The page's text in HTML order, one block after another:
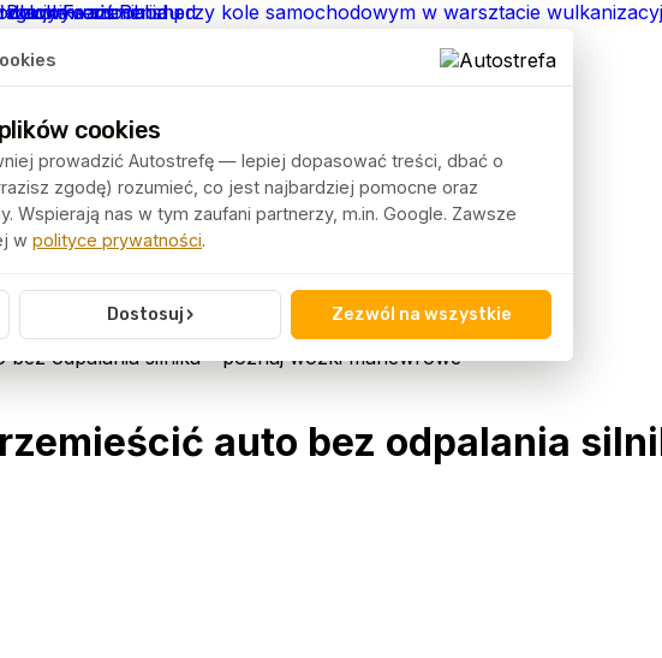
cookies
prowadzić Autostrefę — lepiej dopasować treści, dbać o
zgodę) rozumieć, co jest najbardziej pomocne oraz
Wspierają nas w tym zaufani partnerzy, m.in. Google. Zawsze
w polityce prywatności.
Dostosuj › Zezwól na wszystkie
odpalania silnika – poznaj wózki manewrowe
auto bez odpalania